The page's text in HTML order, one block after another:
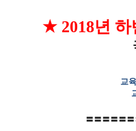
★ 2018년 하
교
〓〓〓〓〓〓